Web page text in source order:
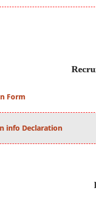
Form
info Declaration